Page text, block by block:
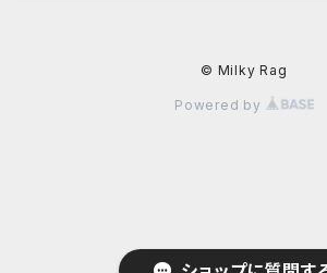
© Milky Rag
Powered by